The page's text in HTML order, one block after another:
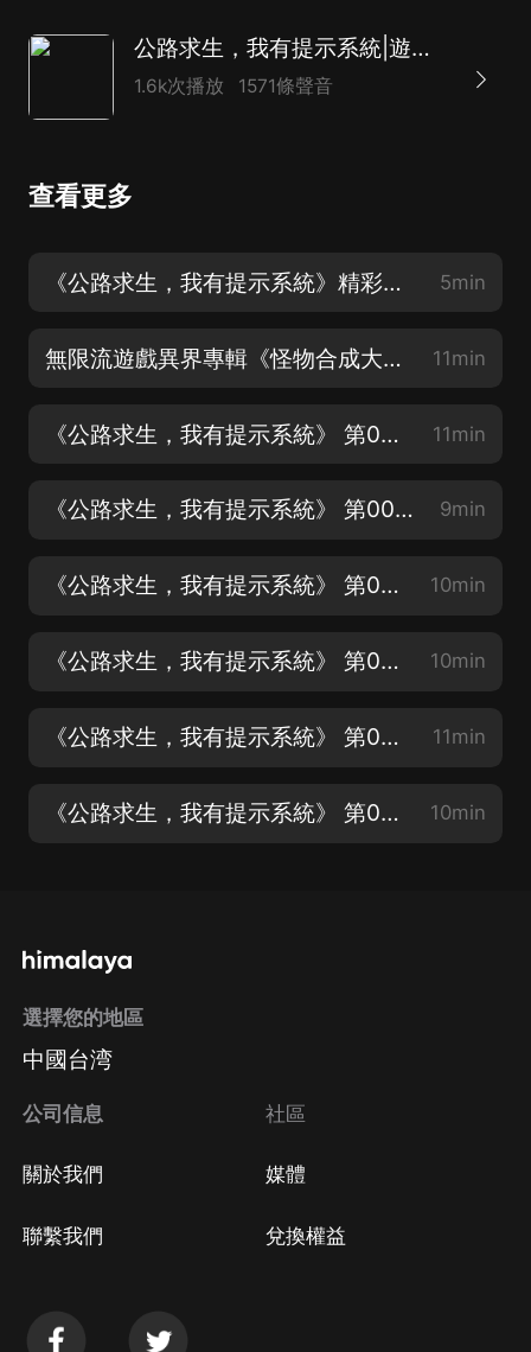
公路求生，我有提示系統|遊戲異界|輕鬆爆爽
1.6k次播放 1571條聲音
查看更多
《公路求生，我有提示系統》精彩片花（起點中文網爆款小說） 5min
無限流遊戲異界專輯《怪物合成大師》上線啦！ 11min
《公路求生，我有提示系統》 第002集 一級集水器（訂閱專輯才能收到更新提示呦） 11min
《公路求生，我有提示系統》 第003集 情報與制作集水器（每天17：00更新兩集） 9min
《公路求生，我有提示系統》 第004集 荒野，勇敢者的挑戰（撒潑打滾求月票啦！） 10min
《公路求生，我有提示系統》 第005集 雙份收獲（各種熱武器圖片放在每集評論區啦~） 10min
《公路求生，我有提示系統》 第006集 大豐收，手弩圖紙 11min
《公路求生，我有提示系統》 第007集 罐頭與豬（訂閱專輯才能收到更新提示呦） 10min
選擇您的地區
中國台湾
公司信息
關於我們
聯繫我們
社區
媒體
兌換權益